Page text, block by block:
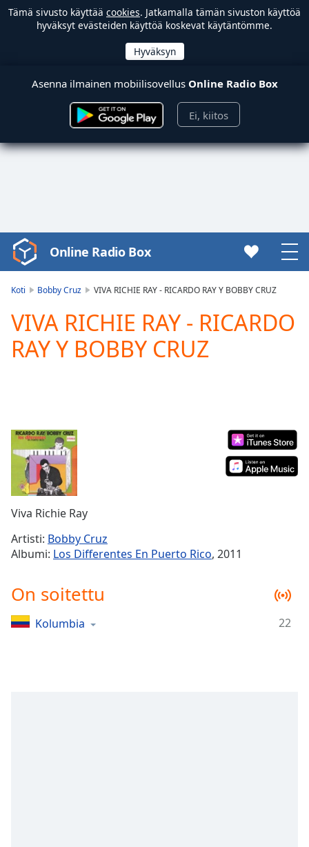
Tämä sivusto käyttää cookies. Jatkamalla tämän sivuston käyttöä
hyväksyt evästeiden käyttöä koskevat käytäntömme.
Asenna ilmainen mobiilisovellus Online Radio Box
Ei, kiitos
Video
Player
Play
Video
Play
Current
Time0:00
Duration-:-
Loaded:
Stream
TypeLIVE
Seek to
live,
liveLIVE
Time-
Online Radio Box
Koti Bobby Cruz VIVA RICHIE RAY - RICARDO RAY Y BOBBY CRUZ
VIVA RICHIE RAY - RICARDO
RAY Y BOBBY CRUZ
Viva Richie Ray
Artisti: Bobby Cruz
Albumi: Los Differentes En Puerto Rico, 2011
On soitettu
Kolumbia 22